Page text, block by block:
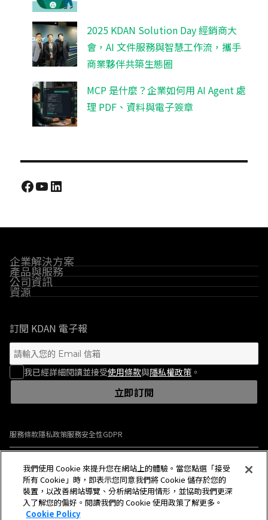
2025 KDAN Solution Day 經銷商大
會，AI 文件服務與智慧工作流，攜手
商業夥伴共築生態圈
MCP 是什麼？企業如何用 AI Agent 處
理 PDF、資料與電子簽章
Facebook
YouTube
LinkedIn
企業解決方案
產品與服務
公司資訊
資源
訂閱 KDAN 電子報
我已經詳細閱讀並接受使用條款與隱私權政策 。
立即訂閱
服務條款隱私政策服務安全性GDPR
中文(繁體)
中文(繁體)
我們使用 Cookie 來提升您在網站上的體驗。當您點選「接受
所有 Cookie」時，即表示您同意我們將 Cookie 儲存於您的
裝置，以改善網站導覽、分析網站使用情形，並協助我們更深
入了解您的偏好。閱讀我們的 Cookie 使用政策了解更多。
Cookie Policy